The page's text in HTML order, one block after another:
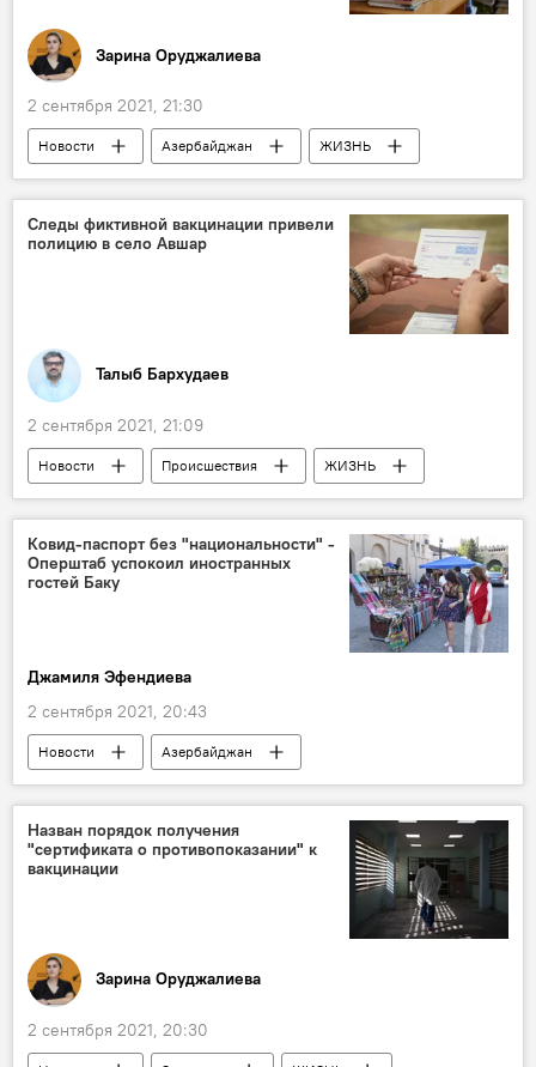
Зарина Оруджалиева
2 сентября 2021, 21:30
Новости Азербайджан
ЖИЗНЬ
предметы
Школа Победа
Следы фиктивной вакцинации привели
полицию в село Авшар
Талыб Бархудаев
2 сентября 2021, 21:09
Новости Происшествия
ЖИЗНЬ
Азербайджан
Вакцинация медики
Ковид-паспорт без "национальности" -
Оперштаб успокоил иностранных
гостей Баку
Джамиля Эфендиева
2 сентября 2021, 20:43
Новости
Азербайджан
Новости мира
ЖИЗНЬ
Назван порядок получения
"сертификата о противопоказании" к
вакцинации
Зарина Оруджалиева
2 сентября 2021, 20:30